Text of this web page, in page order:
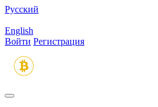
Русский
English
Войти Регистрация